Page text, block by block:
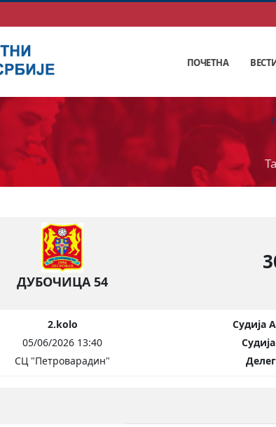
ПОЧЕТНА
ДУБОЧИЦА 54
2.kolo
05/06/2026 13:40
СЦ "Петроварадин"
Судија